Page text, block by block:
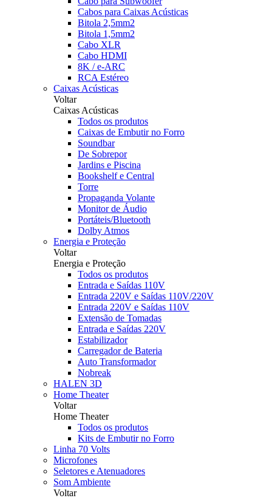
Cabos para Caixas Acústicas
Bitola 2,5mm2
Bitola 1,5mm2
Cabo XLR
Cabo HDMI
8K / e-ARC
RCA Estéreo
Caixas Acústicas
Voltar
Caixas Acústicas
Todos os produtos
Caixas de Embutir no Forro
Soundbar
De Sobrepor
Jardins e Piscina
Bookshelf e Central
Torre
Propaganda Volante
Monitor de Áudio
Portáteis/Bluetooth
Dolby Atmos
Energia e Proteção
Voltar
Energia e Proteção
Todos os produtos
Entrada e Saídas 110V
Entrada 220V e Saídas 110V/220V
Entrada 220V e Saídas 110V
Extensão de Tomadas
Entrada e Saídas 220V
Estabilizador
Carregador de Bateria
Auto Transformador
Nobreak
HALEN 3D
Home Theater
Voltar
Home Theater
Todos os produtos
Kits de Embutir no Forro
Linha 70 Volts
Microfones
Seletores e Atenuadores
Som Ambiente
Voltar